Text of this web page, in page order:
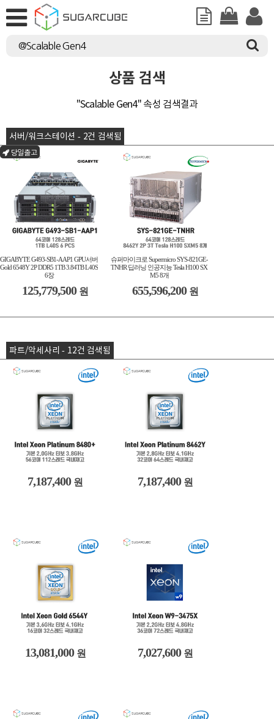
상품 검색
"Scalable Gen4" 속성 검색결과
서버/워크스테이션 - 2건 검색됨
당일출고
GIGABYTE G493-SB1-AAP1 GPU서버
Gold 6548Y 2P DDR5 1TB 3.84TB L40S
6장
125,779,500 원
슈퍼마이크로 Supermicro SYS-821GE-
TNHR 딥러닝 인공지능 Tesla H100 SX
M5 8개
655,596,200 원
파트/악세사리 - 12건 검색됨
7,187,400 원 7,187,400 원
13,081,000 원 7,027,600 원